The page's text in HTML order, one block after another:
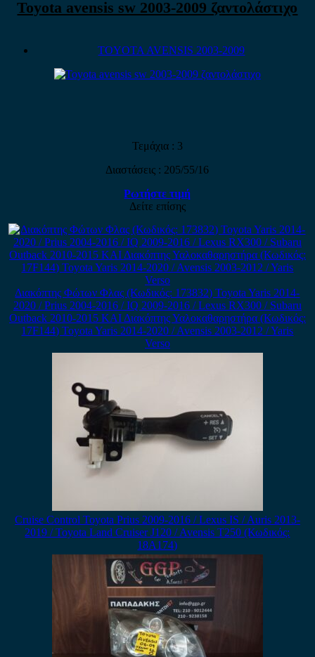
Toyota avensis sw 2003-2009 ζαντολάστιχο
TOYOTA AVENSIS 2003-2009
Τεμάχια : 3
Διαστάσεις : 205/55/16
Ρωτήστε τιμή
Δείτε επίσης
Διακόπτης Φώτων Φλας (Κωδικός: 173832) Toyota Yaris 2014-
2020 / Prius 2004-2016 / IQ 2009-2016 / Lexus RX300 / Subaru
Outback 2010-2015 ΚΑΙ Διακόπτης Υαλοκαθαρηστήρα (Κωδικός:
17F144) Toyota Yaris 2014-2020 / Avensis 2003-2012 / Yaris
Verso
Cruise Control Toyota Prius 2009-2016 / Lexus IS / Auris 2013-
2019 / Toyota Land Cruiser J120 / Avensis T250 (Κωδικός:
18A174)